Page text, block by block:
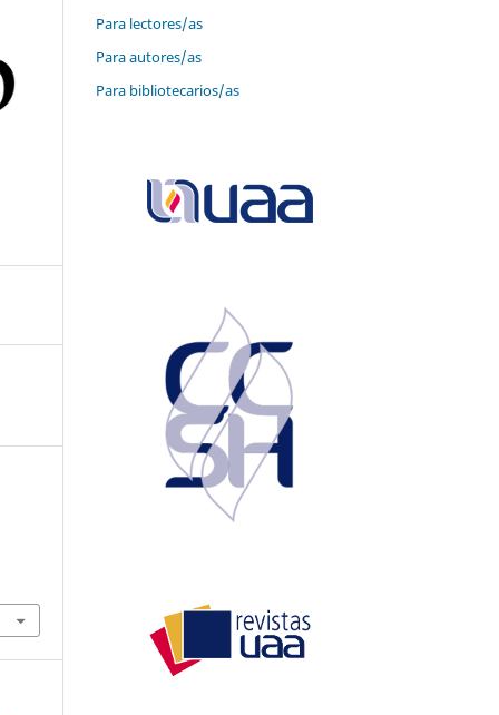
Para lectores/as
Para autores/as
Para bibliotecarios/as